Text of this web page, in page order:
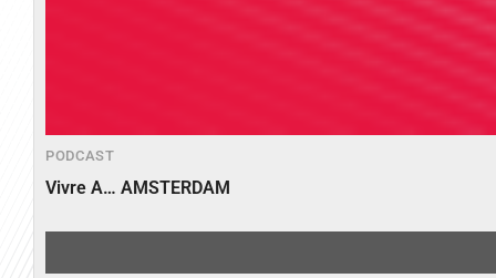
PODCAST
Vivre A… AMSTERDAM